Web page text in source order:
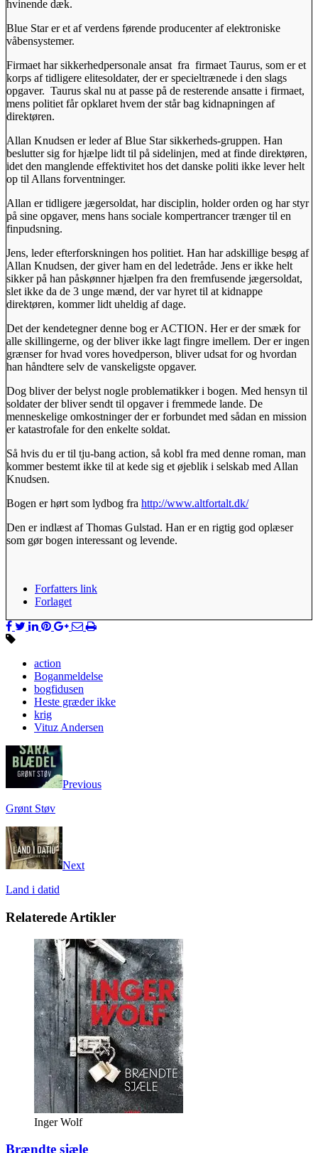
hvinende dæk.
Blue Star er et af verdens førende producenter af elektroniske
våbensystemer.
Firmaet har sikkerhedpersonale ansat fra firmaet Taurus, som er et
korps af tidligere elitesoldater, der er specieltrænede i den slags
opgaver. Taurus skal nu at passe på de resterende ansatte i firmaet,
mens politiet får opklaret hvem der står bag kidnapningen af
direktøren.
Allan Knudsen er leder af Blue Star sikkerheds-gruppen. Han
beslutter sig for hjælpe lidt til på sidelinjen, med at finde direktøren,
idet den manglende effektivitet hos det danske politi ikke lever helt
op til Allans forventninger.
Allan er tidligere jægersoldat, har disciplin, holder orden og har styr
på sine opgaver, mens hans sociale kompertrancer trænger til en
finpudsning.
Jens, leder efterforskningen hos politiet. Han har adskillige besøg af
Allan Knudsen, der giver ham en del ledetråde. Jens er ikke helt
sikker på han påskønner hjælpen fra den fremfusende jægersoldat,
slet ikke da de 3 unge mænd, der var hyret til at kidnappe
direktøren, kommer lidt uheldig af dage.
Det der kendetegner denne bog er ACTION. Her er der smæk for
alle skillingerne, og der bliver ikke lagt fingre imellem. Der er ingen
grænser for hvad vores hovedperson, bliver udsat for og hvordan
han håndtere selv de vanskeligste opgaver.
Dog bliver der belyst nogle problematikker i bogen. Med hensyn til
soldater der bliver sendt til opgaver i fremmede lande. De
menneskelige omkostninger der er forbundet med sådan en mission
er katastrofale for den enkelte soldat.
Så hvis du er til tju-bang action, så kobl fra med denne roman, man
kommer bestemt ikke til at kede sig et øjeblik i selskab med Allan
Knudsen.
Bogen er hørt som lydbog fra http://www.altfortalt.dk/
Den er indlæst af Thomas Gulstad. Han er en rigtig god oplæser
som gør bogen interessant og levende.
Forfatters link
Forlaget
action
Boganmeldelse
bogfidusen
Heste græder ikke
krig
Vituz Andersen
Previous
Grønt Støv
Next
Land i datid
Relaterede Artikler
Inger Wolf
Brændte sjæle